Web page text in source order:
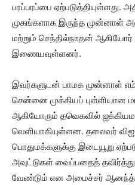
பரப்பரப்பை ஏற்படுத்தியுள்ளது.
முகங்களாக இருந்த முன்னாள்
மற்றும் செந்தில்நாதன் ஆகியோர்
இணையவுள்ளனர்.
இவர்களுடன் பாமக முன்னாள்
சென்னை முக்கியப் புள்ளியான
ஆகியோரும் தவெகவில்
வெளியாகியுள்ளன. தலைவர்
பொதுமக்களுக்கு இடையூறு
அவுட்டுகள் வைப்பதைத்
வேண்டும் என அமைச்சர் ஆனந்த்